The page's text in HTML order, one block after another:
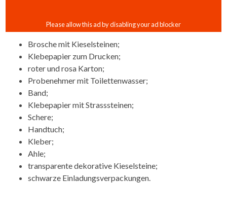
Brosche mit Kieselsteinen;
Klebepapier zum Drucken;
roter und rosa Karton;
Probenehmer mit Toilettenwasser;
Band;
Klebepapier mit Strasssteinen;
Schere;
Handtuch;
Kleber;
Ahle;
transparente dekorative Kieselsteine;
schwarze Einladungsverpackungen.